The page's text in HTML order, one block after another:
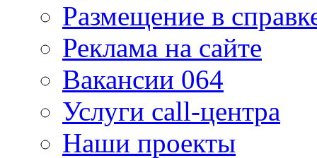
Размещение в
Реклама на сайте
Вакансии 064
Услуги call-центра
Наши проекты